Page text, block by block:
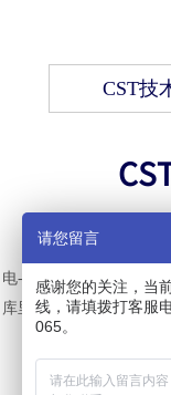
CST技
电-热-光调制器是用电
库里面有环形振荡器）
请您留言
感谢您的关注，当
线，请填拨打客服
065。